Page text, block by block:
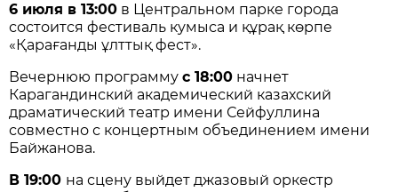
6 июля в 13:00 в Центральном парке города
состоится фестиваль кумыса и құрақ көрпе
«Қарағанды ұлттық фест».
Вечернюю программус 18:00 начнет
Карагандинский академический казахский
драматический театр имени Сейфуллина
совместно с концертным объединением имени
Байжанова.
В 19:00 на сцену выйдет джазовый оркестр